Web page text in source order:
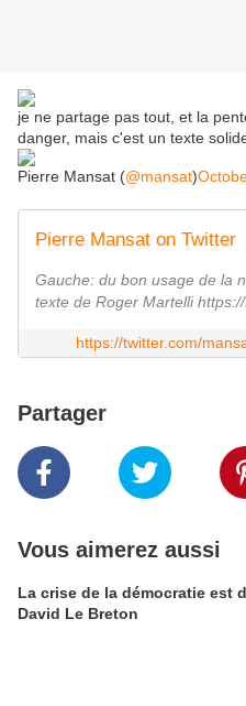
je ne partage pas tout, et la
danger, mais c'est un texte
Pierre Mansat (@mansat)
Pierre Mansat on Twitter
Gauche: du bon usage de la
texte de Roger Martelli
https://twitter.com/
Partager
Vous aimerez aussi
La crise de la démocratie est
David Le Breton